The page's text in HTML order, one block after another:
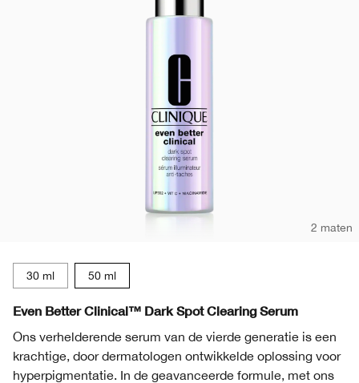
2 maten
30 ml 50 ml
Even Better Clinical™ Dark Spot Clearing Serum
Ons verhelderende serum van de vierde generatie is een
krachtige, door dermatologen ontwikkelde oplossing voor
hyperpigmentatie. In de geavanceerde formule, met ons